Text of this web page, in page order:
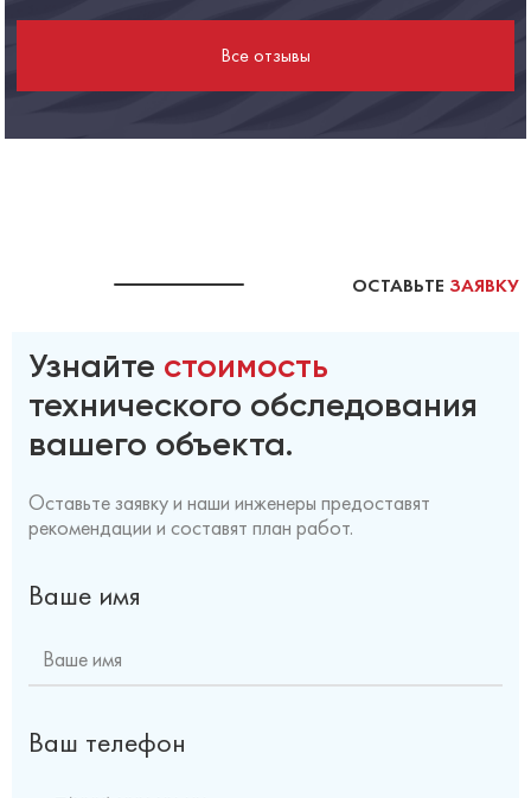
Все отзывы
ОСТАВЬТЕ ЗАЯВКУ
Узнайте стоимость
технического обследования
вашего объекта.
Оставьте заявку и наши инженеры предоставят
рекомендации и составят план работ.
Ваше имя
Ваш телефон